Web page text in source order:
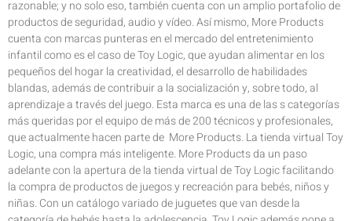
razonable; y no solo eso, también cuenta con un amplio portafolio de
productos de seguridad, audio y vídeo. Así mismo, More Products
cuenta con marcas punteras en el mercado del entretenimiento
infantil como es el caso de Toy Logic, que ayudan alimentar en los
pequeños del hogar la creatividad, el desarrollo de habilidades
blandas, además de contribuir a la socialización y, sobre todo, al
aprendizaje a través del juego. Esta marca es una de las s categorías
más queridas por el equipo de más de 200 técnicos y profesionales,
que actualmente hacen parte de More Products. La tienda virtual Toy
Logic, una compra más inteligente. More Products da un paso
adelante con la apertura de la tienda virtual de Toy Logic facilitando
la compra de productos de juegos y recreación para bebés, niños y
niñas. Con un catálogo variado de juguetes que van desde la